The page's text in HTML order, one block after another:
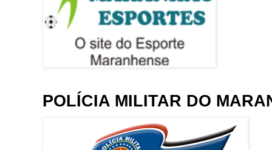
POLÍCIA MILITAR DO